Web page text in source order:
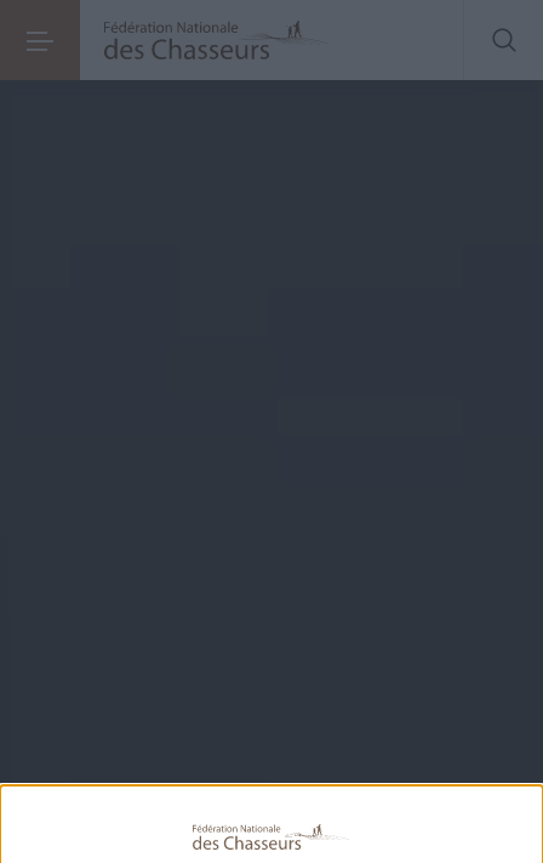
Lesfractionsde territoire morcelé n’atteignant pas le